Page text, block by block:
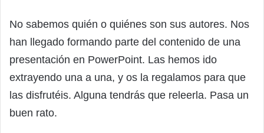
No sabemos quién o quiénes son sus autores. Nos
han llegado formando parte del contenido de una
presentación en PowerPoint. Las hemos ido
extrayendo una a una, y os la regalamos para que
las disfrutéis. Alguna tendrás que releerla. Pasa un
buen rato.